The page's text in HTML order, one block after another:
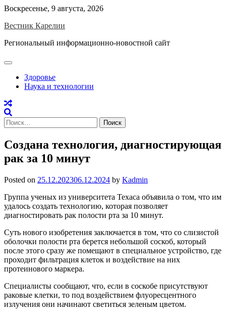
Skip
content
Воскресенье, 9 августа, 2026
Вестник Карелии
Региональный информационно-новостной сайт
Здоровье
Наука и технологии
Найти:
Создана технология, диагностирующая
рак за 10 минут
Posted on 25.12.202306.12.2024 by Kadmin
Группа ученых из университета Техаса объявила о том, что им
удалось создать технологию, которая позволяет
диагностировать рак полости рта за 10 минут.
Суть нового изобретения заключается в том, что со слизистой
оболочки полости рта берется небольшой соскоб, который
после этого сразу же помещают в специальное устройство, где
проходит фильтрация клеток и воздействие на них
протеинового маркера.
Специалисты сообщают, что, если в соскобе присутствуют
раковые клетки, то под воздействием флуоресцентного
излучения они начинают светиться зеленым цветом.